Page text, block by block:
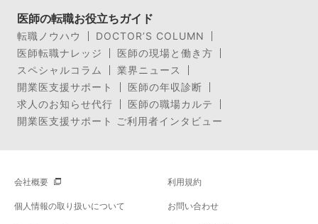
医師の転職お役立ちガイド
転職ノウハウ
DOCTOR’S COLUMN
医師転職ナレッジ
医師の現場と働き方
スペシャルコラム
業界ニュース
開業医支援サポート
医師の年収診断
求人のお知らせ代行
医師の職場カルテ
開業医支援サポート ご利用者インタビュー
会社概要 利用規約
個人情報の取り扱いについて お問い合わせ